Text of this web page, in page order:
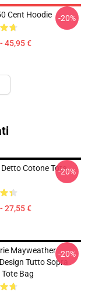
Cent Hoodie
45,95 €
-20%
Cotone Tote
27,55 €
-20%
Mayweather
Tutto Sopra
Bag
-20%